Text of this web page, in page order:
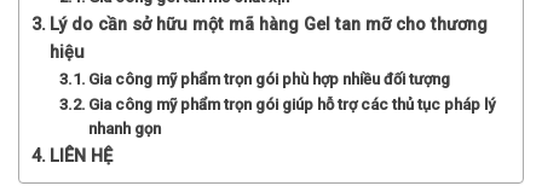
Lý do cần sở hữu một mã hàng Gel tan mỡ cho thương
hiệu
Gia công mỹ phẩm trọn gói phù hợp nhiều đối tượng
Gia công mỹ phẩm trọn gói giúp hỗ trợ các thủ tục pháp lý
nhanh gọn
LIÊN HỆ